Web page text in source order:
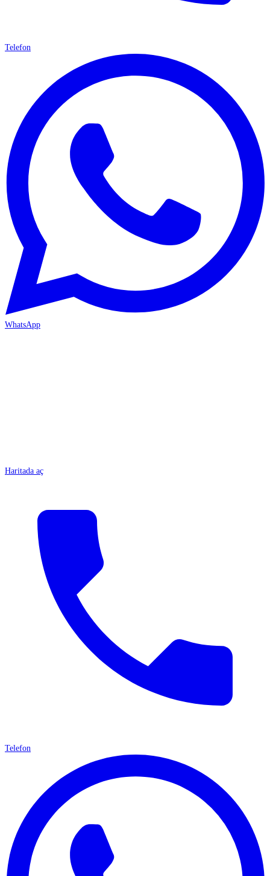
Telefon
WhatsApp
Haritada aç
Telefon